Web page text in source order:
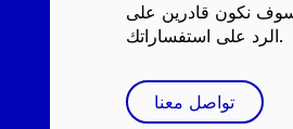
نكون قادرين على
الرد على استفساراتك.
تواصل معنا